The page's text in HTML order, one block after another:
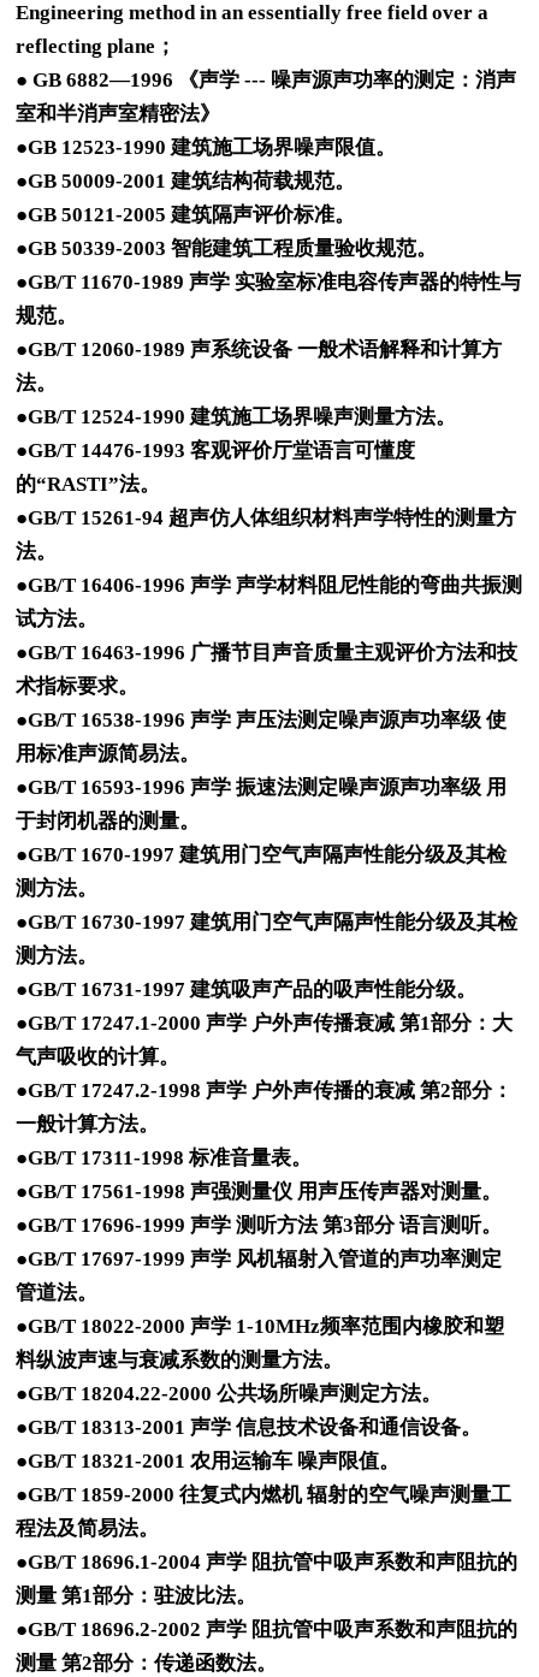
Engineering method in an essentially free field over a
reflecting plane；
● GB 6882—1996 《声学 --- 噪声源声功率的测定：消声
室和半消声室精密法》
●GB 12523-1990 建筑施工场界噪声限值。
●GB 50009-2001 建筑结构荷载规范。
●GB 50121-2005 建筑隔声评价标准。
●GB 50339-2003 智能建筑工程质量验收规范。
●GB/T 11670-1989 声学 实验室标准电容传声器的特性与
规范。
●GB/T 12060-1989 声系统设备 一般术语解释和计算方
法。
●GB/T 12524-1990 建筑施工场界噪声测量方法。
●GB/T 14476-1993 客观评价厅堂语言可懂度
的“RASTI”法。
●GB/T 15261-94 超声仿人体组织材料声学特性的测量方
法。
●GB/T 16406-1996 声学 声学材料阻尼性能的弯曲共振测
试方法。
●GB/T 16463-1996 广播节目声音质量主观评价方法和技
术指标要求。
●GB/T 16538-1996 声学 声压法测定噪声源声功率级 使
用标准声源简易法。
●GB/T 16593-1996 声学 振速法测定噪声源声功率级 用
于封闭机器的测量。
●GB/T 1670-1997 建筑用门空气声隔声性能分级及其检
测方法。
●GB/T 16730-1997 建筑用门空气声隔声性能分级及其检
测方法。
●GB/T 16731-1997 建筑吸声产品的吸声性能分级。
●GB/T 17247.1-2000 声学 户外声传播衰减 第1部分：大
气声吸收的计算。
●GB/T 17247.2-1998 声学 户外声传播的衰减 第2部分：
一般计算方法。
●GB/T 17311-1998 标准音量表。
●GB/T 17561-1998 声强测量仪 用声压传声器对测量。
●GB/T 17696-1999 声学 测听方法 第3部分 语言测听。
●GB/T 17697-1999 声学 风机辐射入管道的声功率测定
管道法。
●GB/T 18022-2000 声学 1-10MHz频率范围内橡胶和塑
料纵波声速与衰减系数的测量方法。
●GB/T 18204.22-2000 公共场所噪声测定方法。
●GB/T 18313-2001 声学 信息技术设备和通信设备。
●GB/T 18321-2001 农用运输车 噪声限值。
●GB/T 1859-2000 往复式内燃机 辐射的空气噪声测量工
程法及简易法。
●GB/T 18696.1-2004 声学 阻抗管中吸声系数和声阻抗的
测量 第1部分：驻波比法。
●GB/T 18696.2-2002 声学 阻抗管中吸声系数和声阻抗的
测量 第2部分：传递函数法。